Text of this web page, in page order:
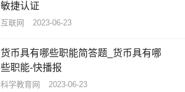
敏捷认证
互联网 2023-06-23
货币具有哪些职能简答题_货币具有哪
些职能-快播报
科学教育网 2023-06-23